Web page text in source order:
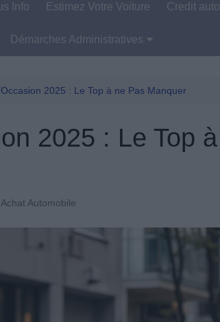
Info Estimez Votre Voiture Credit
Démarches Administratives
Permis De Conduire
2025 : Le Top à ne Pas Manquer
2025 : Le Top
Achat Automobile